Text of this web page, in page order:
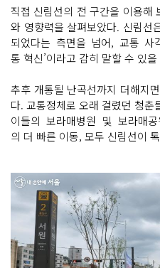
직접 신림선의 전 구간을 이용해
와 영향력을 살펴보았다. 신림선
되었다는 측면을 넘어, 교통 사
통 혁신’이라고 감히 말할 수 있
추후 개통될 난곡선까지 더해지
다. 교통정체로 오래 걸렸던 청춘
이들의 보라매병원 및 보라매
의 더 빠른 이동, 모두 신림선이